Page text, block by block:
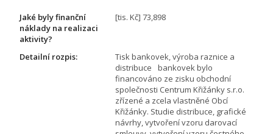
Jaké byly finanční
náklady na realizaci
aktivity?
[tis. Kč] 73,898
Detailní rozpis:
Tisk bankovek, výroba raznice a
distribuce bankovek bylo
financováno ze zisku obchodní
společnosti Centrum Křižánky s.r.o.
zřízené a zcela vlastněné Obcí
Křižánky. Studie distribuce, grafické
návrhy, vytvoření vzoru darovací